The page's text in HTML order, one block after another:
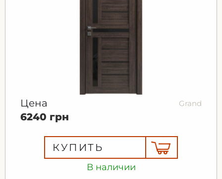
В наличии
Цена Grand
6240 грн
КУПИТЬ